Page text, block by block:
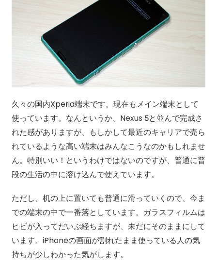
久々の国内Xperia端末です。現在もメイン端末として
使っています。なんというか、Nexus 5と並んで完成さ
れた感がありますが、もしかして最近のキャリアで売ら
れているような高い端末はみんなこうなのかもしれませ
ん。特別いい！というわけではないのですが、普通に普
段の生活の中に溶け込んで使えています。
ただし、机の上に置いても普通に滑っていくので、今ま
での端末の中で一番落としています。ガラスフィルムは
ヒビが入ってだいぶ経ちますが、未だにそのままにして
います。iPhoneの画面が割れたまま使っている人の気
持ちが少しわかった気がします。